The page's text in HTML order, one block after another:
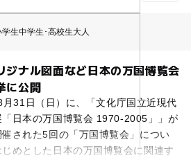
学生中学生･高校生大人
ジナル図面など日本の万国博覧会
に公開
31日（日）に、「文化庁国立近現代
日本の万国博覧会 1970-2005」」が
された5回の「万国博覧会」につい
めとした日本の万国博覧会に関連す